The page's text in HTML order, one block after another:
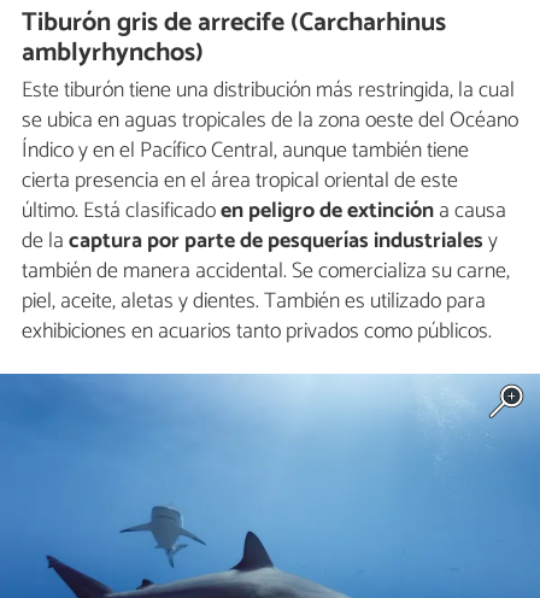
Tiburón gris de arrecife (Carcharhinus
amblyrhynchos)
Este tiburón tiene una distribución más restringida, la cual
se ubica en aguas tropicales de la zona oeste del Océano
Índico y en el Pacífico Central, aunque también tiene
cierta presencia en el área tropical oriental de este
último. Está clasificadoen peligro de extincióna causa
de lacaptura por parte de pesquerías industrialesy
también de manera accidental. Se comercializa su carne,
piel, aceite, aletas y dientes. También es utilizado para
exhibiciones en acuarios tanto privados como públicos.